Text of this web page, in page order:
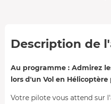
Description de
Au programme : Admirez
lors d'un Vol en Hélicoptère
Votre pilote vous attend sur l'